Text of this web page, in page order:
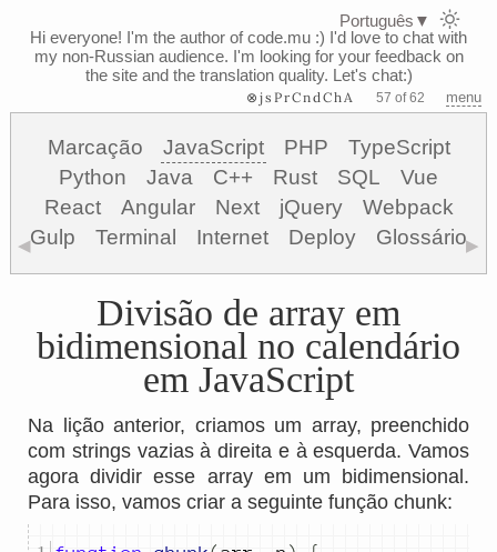
Hi everyone! I'm the author of code.mu :) I'd love to chat with
my non-Russian audience. I'm looking for your feedback on
the site and the translation quality. Let's chat:)
⊗jsPrCndChA 57 of 62 menu
Marcação JavaScript PHP
TypeScript
Python
Java C++ Rust SQL
Vue
React
Angular Next jQuery
Webpack
Gulp
Terminal Internet Deploy Glossário
◀ ▶
Divisão de array em
bidimensional no calendário
em JavaScript
Na lição anterior, criamos um array, preenchido
com strings vazias à direita e à esquerda. Vamos
agora dividir esse array em um bidimensional.
Para isso, vamos criar a seguinte função chunk:
Português ▼